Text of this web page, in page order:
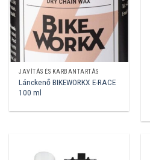
JAVÍTÁS ÉS KARBANTARTÁS
Lánckenő BIKEWORKX E-RACE
100 ml